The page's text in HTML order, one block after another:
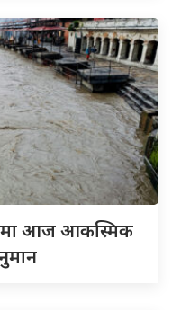
आज आकस्मिक